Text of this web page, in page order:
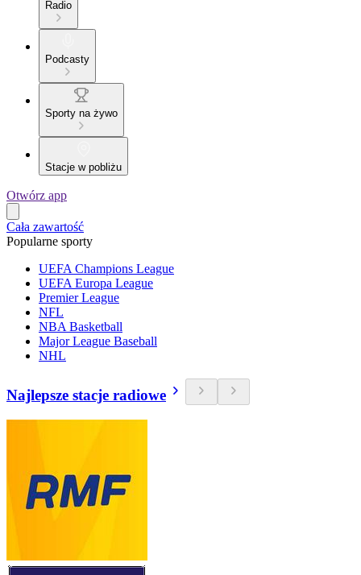
Radio
Podcasty
Sporty na żywo
Stacje w pobliżu
Otwórz app
Cała zawartość
Popularne sporty
UEFA Champions League
UEFA Europa League
Premier League
NFL
NBA Basketball
Major League Baseball
NHL
Najlepsze stacje radiowe